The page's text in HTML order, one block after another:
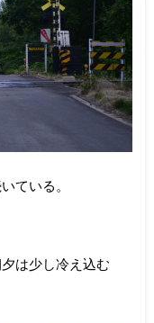
ている。
は少し冷え込む